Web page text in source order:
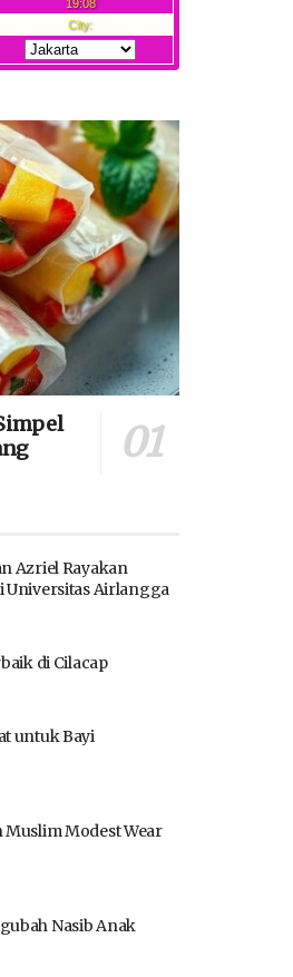
Azriel Rayakan
Universitas Airlangga
di Cilacap
untuk Bayi
Muslim Modest Wear
Nasib Anak